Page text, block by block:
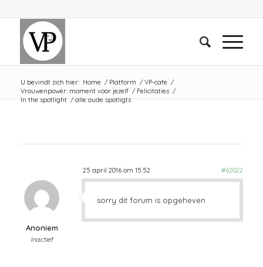
U bevindt zich hier: Home / Platform / VP-cafe /
Vrouwenpower: moment voor jezelf / Felicitaties /
In the spotlight /alle oude spotligts
25 april 2016 om 15:52 #62022
Anoniem
Inactief
sorry dit forum is opgeheven